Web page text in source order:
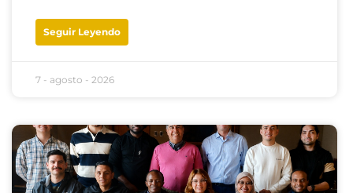
Seguir Leyendo
7 - agosto - 2026